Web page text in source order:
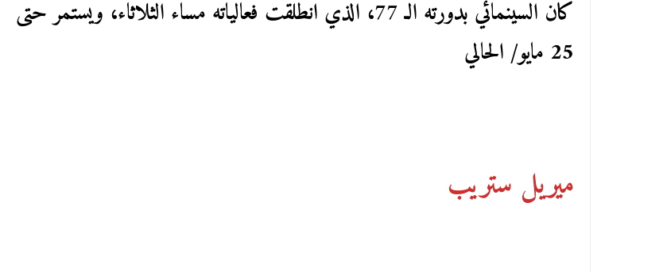
كان السينمائي بدورته الـ 77، الذي انطلقت فعالياته مساء الثلاثاء، ويستمر حتى
25 مايو/ الحالي
ميريل ستريب